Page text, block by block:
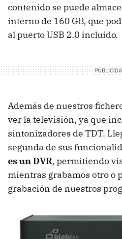
contenido se puede
interno de 160 GB, que
al puertoUSB 2.0 incluido.
Además de nuestros
ver la televisión, ya que
sintonizadores de TDT.
segunda de sus
es un DVR, permitiendo
mientras grabamos otro o
grabación de nuestros